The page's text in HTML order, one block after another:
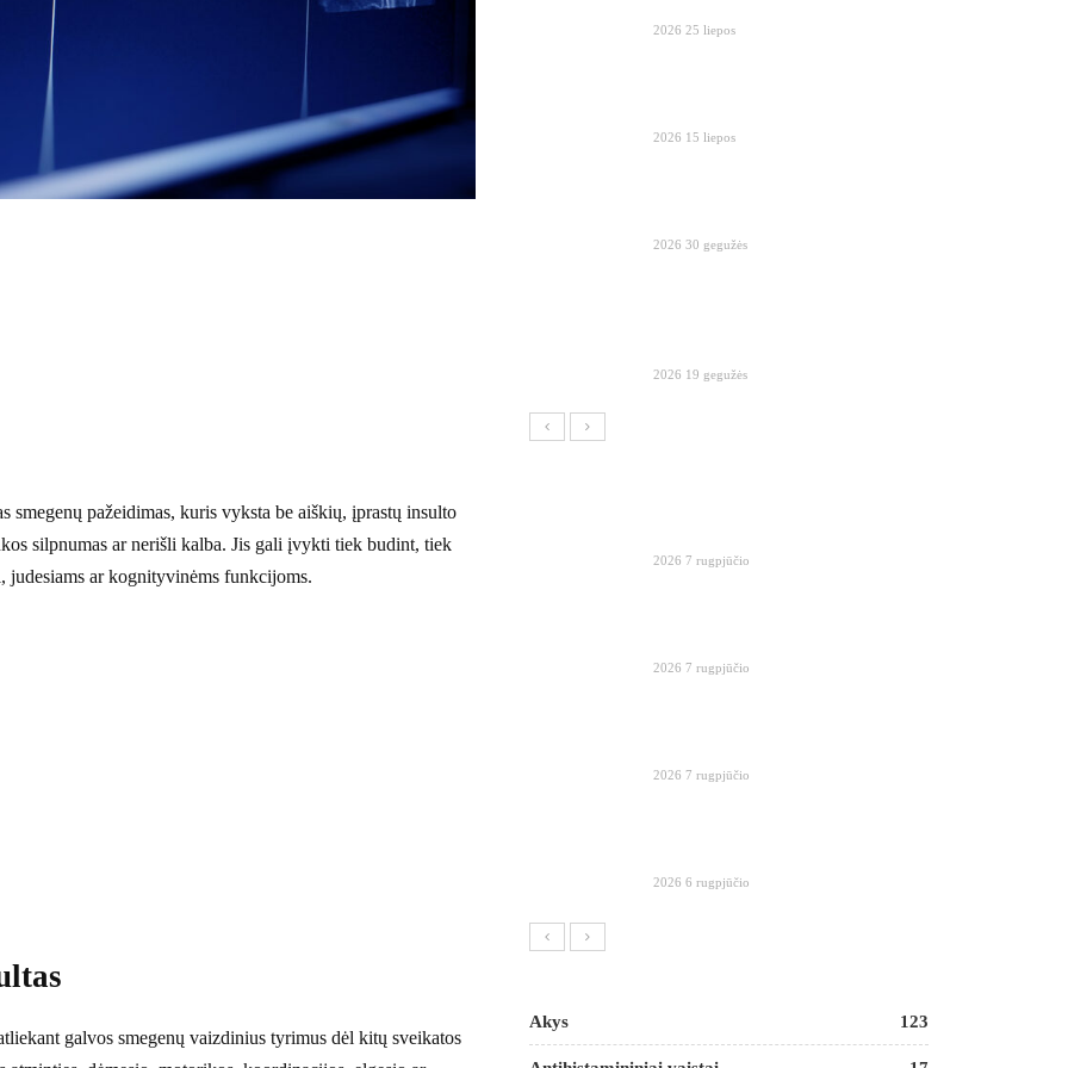
smegenų pažeidimas, kuris vyksta be aiškių, įprastų insulto
silpnumas ar nerišli kalba. Jis gali įvykti tiek budint, tiek
ar kognityvinėms funkcijoms.
galvos smegenų vaizdinius tyrimus dėl kitų sveikatos
2026 25 liepos
2026 15 liepos
2026 30 gegužės
2026 19 gegužės
2026 7 rugpjūčio
2026 7 rugpjūčio
2026 7 rugpjūčio
2026 6 rugpjūčio
Akys 123